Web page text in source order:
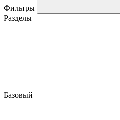
Фильтры
Разделы
Базовый